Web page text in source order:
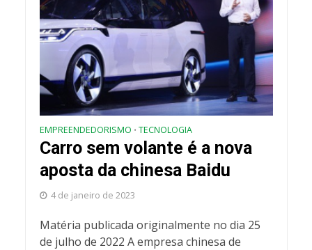
EMPREENDEDORISMO • TECNOLOGIA
Carro sem volante é a nova
aposta da chinesa Baidu
4 de janeiro de 2023
Matéria publicada originalmente no dia 25
de julho de 2022 A empresa chinesa de